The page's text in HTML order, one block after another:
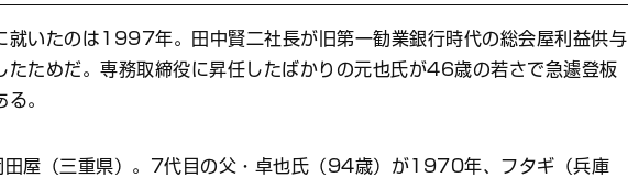
就いたのは1997年。田中賢二社長が旧第一勧業銀行時代の総会屋利益供与
たためだ。専務取締役に昇任したばかりの元也氏が46歳の若さで急遽登板
。
田屋（三重県）。7代目の父・卓也氏（94歳）が1970年、フタギ（兵庫